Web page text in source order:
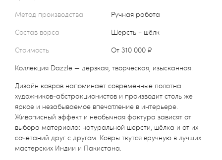
Метод производства
Ручная работа
Состав ворса
Шерсть + шёлк
Стоимость
от 310 000 ₽
Коллекция Dazzle — дерзкая, творческая, изысканная.
Дизайн ковров напоминает современные полотна
художников-абстракционистов и производит столь же
яркое и незабываемое впечатление в интерьере.
Живописный эффект и необычная фактура зависят от
выбора материала: натуральной шерсти, шёлка и от их
сочетаний друг с другом. Ковры ткутся вручную в лучших
мастерских Индии и Пакистана.